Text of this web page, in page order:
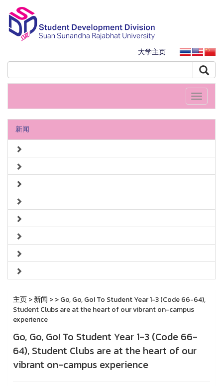
大学主页
Toggle
新闻
主页>新闻 >> Go, Go, Go! To Student Year 1-3 (Code 66-64),
Student Clubs are at the heart of our vibrant on-campus
experience
Go, Go, Go! To Student Year 1-3 (Code 66-
64), Student Clubs are at the heart of our
vibrant on-campus experience